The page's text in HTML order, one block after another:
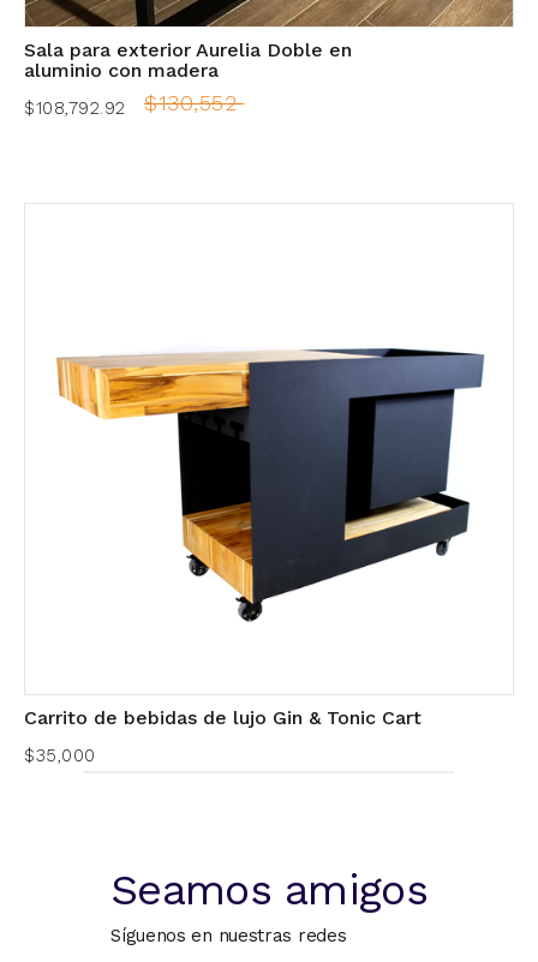
Sala para exterior Aurelia Doble en
aluminio con madera
$108,792.92 $130,552
Carrito de bebidas de lujo Gin & Tonic Cart
$35,000
Seamos amigos
Síguenos en nuestras redes